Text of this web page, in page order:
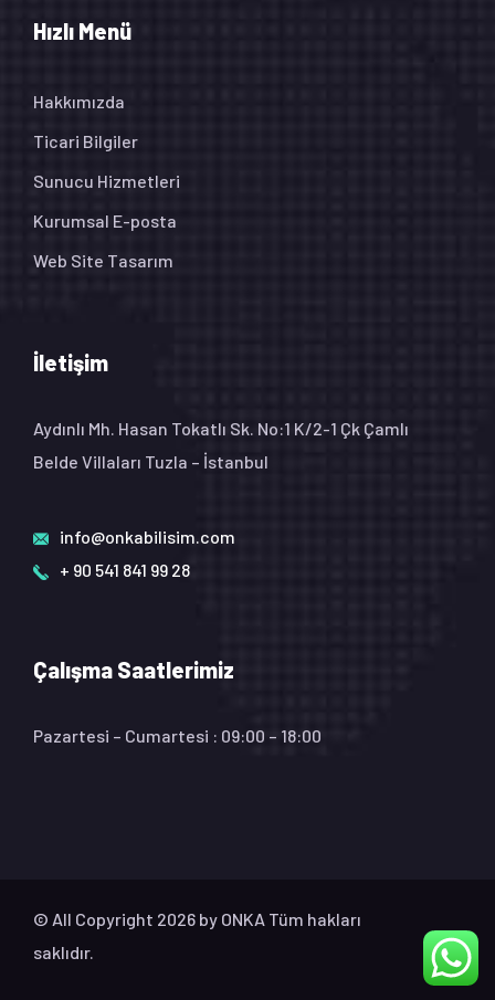
Hızlı Menü
Hakkımızda
Ticari Bilgiler
Sunucu Hizmetleri
Kurumsal E-posta
Web Site Tasarım
İletişim
Aydınlı Mh. Hasan Tokatlı Sk. No:1 K/2-1 Çk Çamlı
Belde Villaları Tuzla – İstanbul
info@onkabilisim.com
+ 90 541 841 99 28
Çalışma Saatlerimiz
Pazartesi – Cumartesi : 09:00 – 18:00
© All Copyright 2026 by ONKA Tüm hakları
saklıdır.